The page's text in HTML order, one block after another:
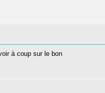
à coup sur le bon